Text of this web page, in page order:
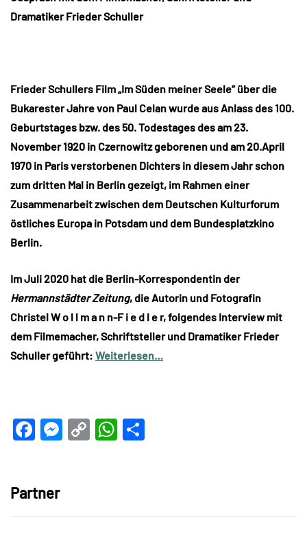
Dramatiker Frieder Schuller
Frieder Schullers Film „Im Süden meiner Seele“ über die
Bukarester Jahre von Paul Celan wurde aus Anlass des 100.
Geburtstages bzw. des 50. Todestages des am 23.
November 1920 in Czernowitz geborenen und am 20.April
1970 in Paris verstorbenen Dichters in diesem Jahr schon
zum dritten Mal in Berlin gezeigt, im Rahmen einer
Zusammenarbeit zwischen dem Deutschen Kulturforum
östliches Europa in Potsdam und dem Bundesplatzkino
Berlin.
Im Juli 2020 hat die Berlin-Korrespondentin der
Hermannstädter Zeitung, die Autorin und Fotografin
Christel W o l l m a n n-F i e d l e r, folgendes Interview mit
dem Filmemacher, Schriftsteller und Dramatiker Frieder
Schuller geführt: Weiterlesen…
Facebook
Messenger
CopyWhatsApp
Partner